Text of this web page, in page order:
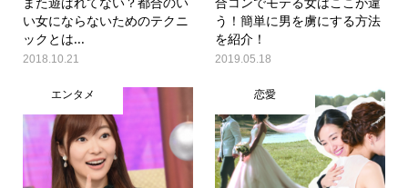
い女にならないためのテクニ
ックとは...
2018.10.21
う！簡単に男を虜にする方法
を紹介！
2019.05.18
エンタメ 恋愛